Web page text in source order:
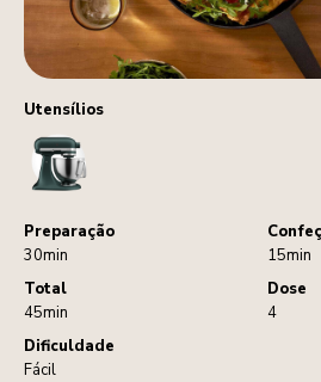
Utensílios
StandMixer
Preparação
30min
15min
Total
45min
Dose
4
Dificuldade
Fácil